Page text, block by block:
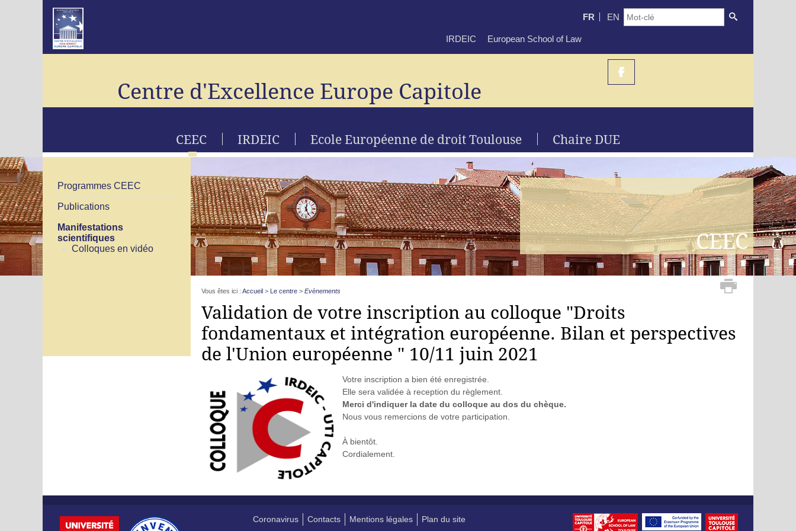
FR EN
Centre d'Excellence Europe Capitole
CEEC IRDEIC Ecole Européenne de droit Toulouse Chaire DUE
CEEC
Programmes CEEC
Publications
Manifestations
scientifiques
Colloques en vidéo
Vous êtes ici : Accueil> Le centre> Evènements
Validation de votre inscription au colloque "Droits
fondamentaux et intégration européenne. Bilan et perspectives
de l'Union européenne " 10/11 juin 2021
Votre inscription a bien été enregistrée.
Elle sera validée à reception du règlement.
Merci d'indiquer la date du colloque au dos du chèque.
Nous vous remercions de votre participation.
À bientôt.
Cordialement.
Coronavirus Contacts Mentions légales Plan du site
IRDEIC European School of Law